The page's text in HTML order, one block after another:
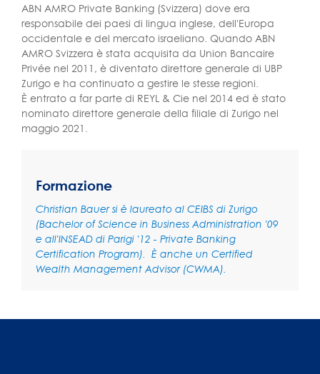
ABN AMRO Private Banking (Svizzera) dove era
responsabile dei paesi di lingua inglese, dell'Europa
occidentale e del mercato israeliano. Quando ABN
AMRO Svizzera è stata acquisita da Union Bancaire
Privée nel 2011, è diventato direttore generale di UBP
Zurigo e ha continuato a gestire le stesse regioni.
È entrato a far parte di REYL & Cie nel 2014 ed è stato
nominato direttore generale della filiale di Zurigo nel
maggio 2021.
Formazione
Christian Bauer si è laureato al CEIBS di Zurigo
(Bachelor of Science in Business Administration '09
e all'INSEAD di Parigi '12 - Private Banking
Certification Program). È anche un Certified
Wealth Management Advisor (CWMA).